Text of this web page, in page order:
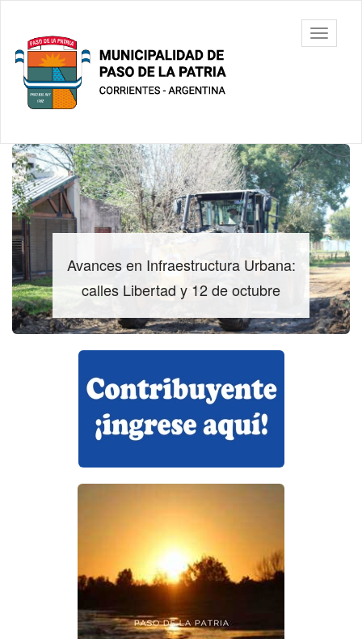
contenido
principal
Municipalidad
de Paso De
La Patria
barra
Contenido
principal
Avances en Infraestructura Urbana:
calles Libertad y 12 de octubre